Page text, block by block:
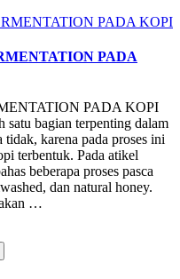
PADA
PADA KOPI
satu bagian terpenting dalam
karena pada proses ini
terbentuk. Pada atikel
beberapa proses pasca
dan natural honey.
…